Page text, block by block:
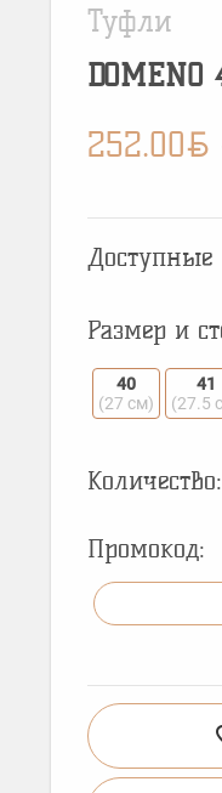
Туфли
DOMENO
252.00BYN
Доступные
Размер и
40
(27 см)
41
(27.5
Количество:
Промокод: